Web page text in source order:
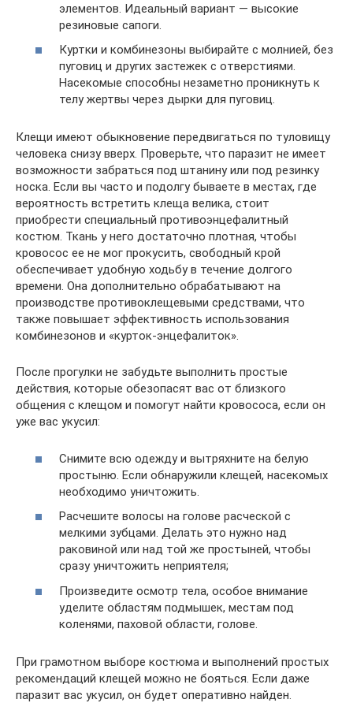
элементов. Идеальный вариант — высокие
резиновые сапоги.
Куртки и комбинезоны выбирайте с молнией, без
пуговиц и других застежек с отверстиями.
Насекомые способны незаметно проникнуть к
телу жертвы через дырки для пуговиц.
Клещи имеют обыкновение передвигаться по туловищу
человека снизу вверх. Проверьте, что паразит не имеет
возможности забраться под штанину или под резинку
носка. Если вы часто и подолгу бываете в местах, где
вероятность встретить клеща велика, стоит
приобрести специальный противоэнцефалитный
костюм. Ткань у него достаточно плотная, чтобы
кровосос ее не мог прокусить, свободный крой
обеспечивает удобную ходьбу в течение долгого
времени. Она дополнительно обрабатывают на
производстве противоклещевыми средствами, что
также повышает эффективность использования
комбинезонов и «курток-энцефалиток».
После прогулки не забудьте выполнить простые
действия, которые обезопасят вас от близкого
общения с клещом и помогут найти кровососа, если он
уже вас укусил:
Снимите всю одежду и вытряхните на белую
простыню. Если обнаружили клещей, насекомых
необходимо уничтожить.
Расчешите волосы на голове расческой с
мелкими зубцами. Делать это нужно над
раковиной или над той же простыней, чтобы
сразу уничтожить неприятеля;
Произведите осмотр тела, особое внимание
уделите областям подмышек, местам под
коленями, паховой области, голове.
При грамотном выборе костюма и выполнений простых
рекомендаций клещей можно не бояться. Если даже
паразит вас укусил, он будет оперативно найден.